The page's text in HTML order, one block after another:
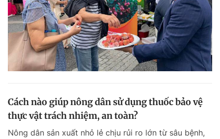
Cách nào giúp nông dân sử dụng thuốc bảo vệ
thực vật trách nhiệm, an toàn?
Nông dân sản xuất nhỏ lẻ chịu rủi ro lớn từ sâu bệnh,